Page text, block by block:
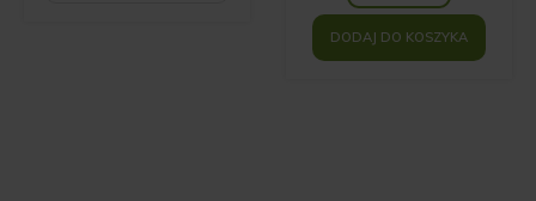
DODAJ DO KOSZYKA